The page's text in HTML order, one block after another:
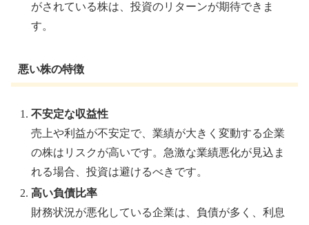
がされている株は、投資のリターンが期待できま
す。
悪い株の特徴
不安定な収益性
売上や利益が不安定で、業績が大きく変動する企業
の株はリスクが高いです。急激な業績悪化が見込ま
れる場合、投資は避けるべきです。
高い負債比率
財務状況が悪化している企業は、負債が多く、利息